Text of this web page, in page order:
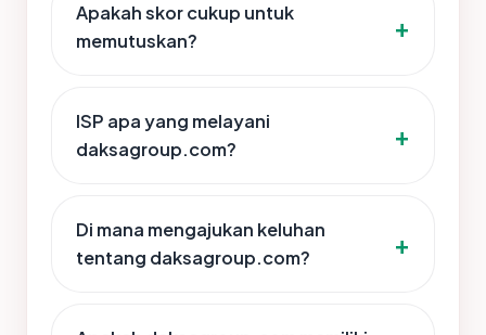
Apakah skor cukup untuk
memutuskan?
ISP apa yang melayani
daksagroup.com?
Di mana mengajukan keluhan
tentang daksagroup.com?